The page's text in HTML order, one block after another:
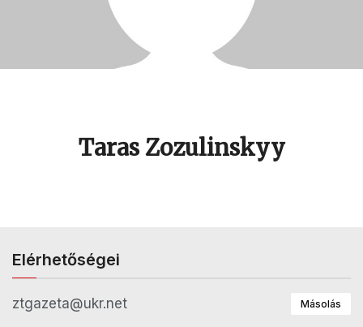
Taras Zozulinskyy
Elérhetőségei
ztgazeta@ukr.net Másolás